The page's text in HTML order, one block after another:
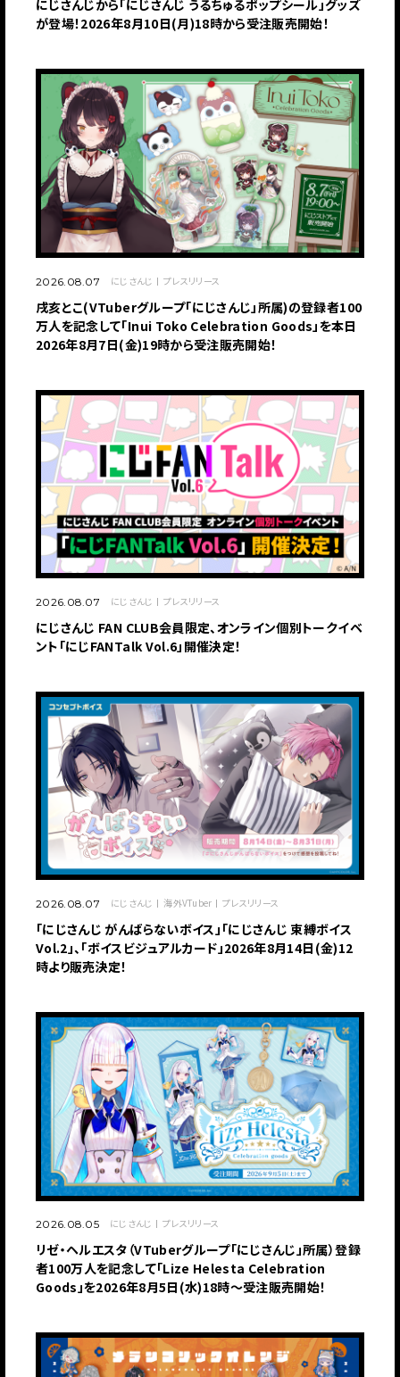
にじさんじから「にじさんじ うるちゅるポップシール」グッズ
が登場！2026年8月10日(月)18時から受注販売開始！
2026.08.07 にじさんじ プレスリリース
戌亥とこ(VTuberグループ「にじさんじ」所属)の登録者100
万人を記念して「Inui Toko Celebration Goods」を本日
2026年8月7日(金)19時から受注販売開始！
2026.08.07 にじさんじ プレスリリース
にじさんじ FAN CLUB会員限定、オンライン個別トークイベ
ント「にじFANTalk Vol.6」開催決定！
2026.08.07 にじさんじ 海外VTuber プレスリリース
「にじさんじ がんばらないボイス」「にじさんじ 束縛ボイス
Vol.2」、「ボイスビジュアルカード」2026年8月14日(金)12
時より販売決定！
2026.08.05 にじさんじ プレスリリース
リゼ・ヘルエスタ（VTuberグループ「にじさんじ」所属）登録
者100万人を記念して「Lize Helesta Celebration
Goods」を2026年8月5日(水)18時～受注販売開始！